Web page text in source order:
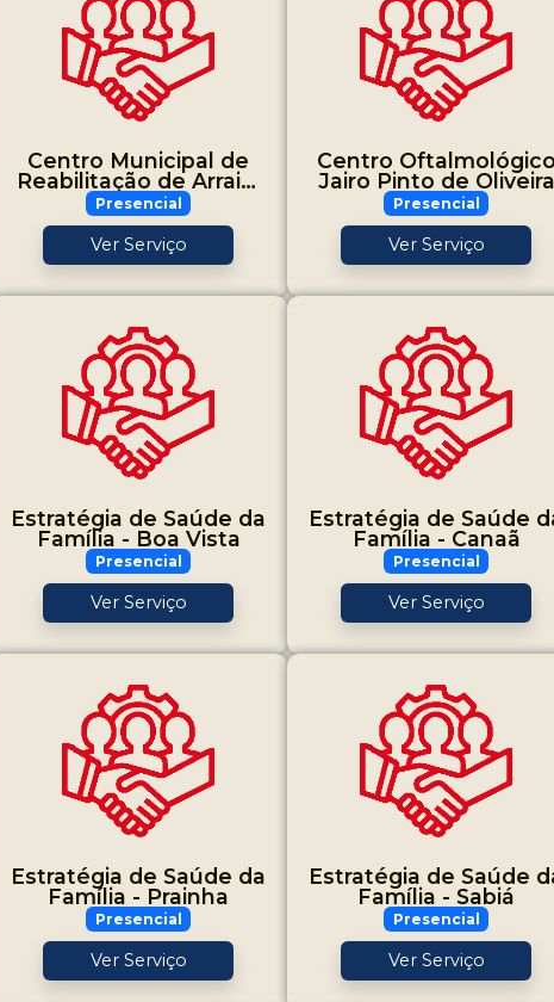
Centro Municipal de
Reabilitação de Arraial
do Cabo
Presencial
Ver Serviço
Centro Oftalmológico
Jairo Pinto de Oliveira
Presencial
Ver Serviço
Estratégia de Saúde da
Família - Boa Vista
Presencial
Ver Serviço
Estratégia de Saúde
Família - Canaã
Presencial
Ver Serviço
Estratégia de Saúde da
Família - Prainha
Presencial
Ver Serviço
Estratégia de Saúde
Família - Sabiá
Presencial
Ver Serviço